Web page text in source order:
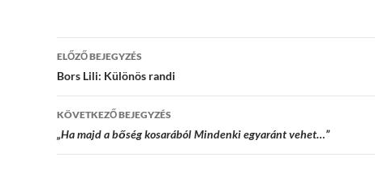
Bejegyzések
navigációja
ELŐZŐ BEJEGYZÉS
Bors Lili: Különös randi
KÖVETKEZŐ BEJEGYZÉS
„Ha majd a bőség kosarából Mindenki egyaránt vehet…”